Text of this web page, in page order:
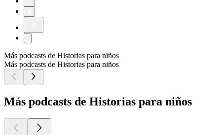
Más podcasts de Historias para niños
Más podcasts de Historias para niños
Más podcasts de Historias para niños